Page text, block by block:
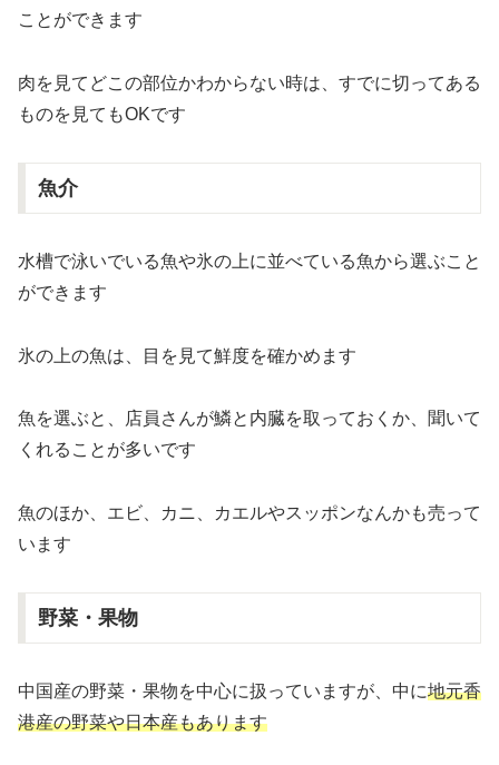
ことができます
肉を見てどこの部位かわからない時は、すでに切ってある
ものを見てもOKです
魚介
水槽で泳いでいる魚や氷の上に並べている魚から選ぶこと
ができます
氷の上の魚は、目を見て鮮度を確かめます
魚を選ぶと、店員さんが鱗と内臓を取っておくか、聞いて
くれることが多いです
魚のほか、エビ、カニ、カエルやスッポンなんかも売って
います
野菜・果物
中国産の野菜・果物を中心に扱っていますが、中に地元香
港産の野菜や日本産もあります